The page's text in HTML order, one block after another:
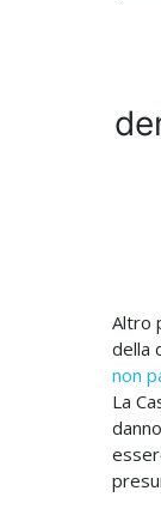
Altro
della
non
La